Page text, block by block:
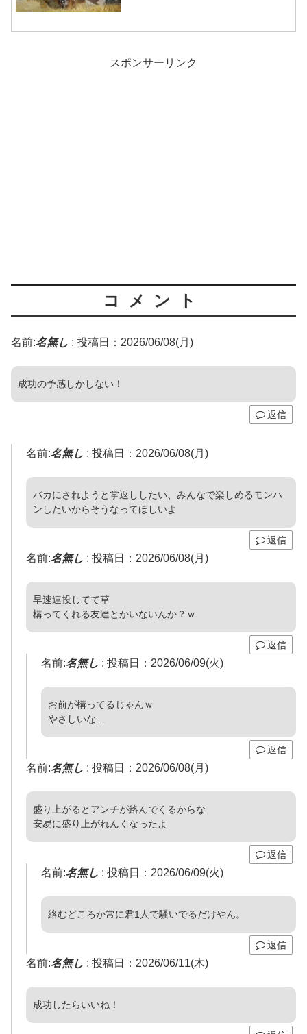
スポンサーリンク
コメント
名前:名無し : 投稿日：2026/06/08(月)
成功の予感しかしない！
返信
名前:名無し : 投稿日：2026/06/08(月)
バカにされようと掌返ししたい、みんなで楽しめるモンハ
ンしたいからそうなってほしいよ
返信
名前:名無し : 投稿日：2026/06/08(月)
早速連投してて草
構ってくれる友達とかいないんか？ｗ
返信
名前:名無し : 投稿日：2026/06/09(火)
お前が構ってるじゃんｗ
やさしいな…
返信
名前:名無し : 投稿日：2026/06/08(月)
盛り上がるとアンチが絡んでくるからな
安易に盛り上がれんくなったよ
返信
名前:名無し : 投稿日：2026/06/09(火)
絡むどころか常に君1人で騒いでるだけやん。
返信
名前:名無し : 投稿日：2026/06/11(木)
成功したらいいね！